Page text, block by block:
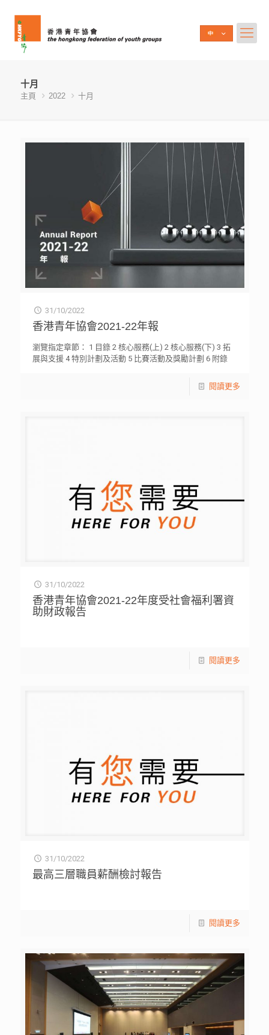
十月
主頁 2022 十月
31/10/2022
香港青年協會2021-22年報
瀏覽指定章節： 1 目錄 2 核心服務(上) 2 核心服務(下) 3 拓
展與支援 4 特別計劃及活動 5 比賽活動及獎勵計劃 6 附錄
閱讀更多
31/10/2022
香港青年協會2021-22年度受社會福利署資
助財政報告
閱讀更多
31/10/2022
最高三層職員薪酬檢討報告
閱讀更多